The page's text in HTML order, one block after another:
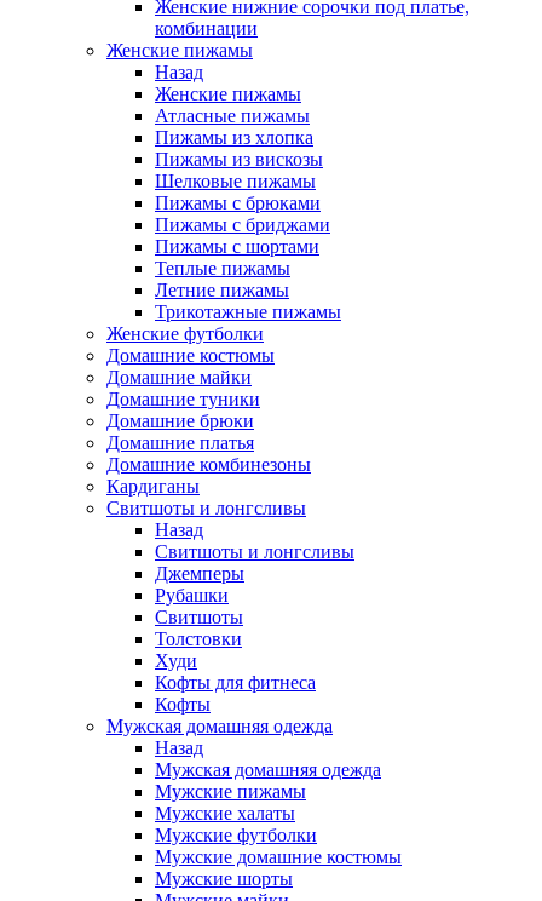
Женские нижние сорочки под платье,
комбинации
Женские пижамы
Назад
Женские пижамы
Атласные пижамы
Пижамы из хлопка
Пижамы из вискозы
Шелковые пижамы
Пижамы с брюками
Пижамы с бриджами
Пижамы с шортами
Теплые пижамы
Летние пижамы
Трикотажные пижамы
Женские футболки
Домашние костюмы
Домашние майки
Домашние туники
Домашние брюки
Домашние платья
Домашние комбинезоны
Кардиганы
Свитшоты и лонгсливы
Назад
Свитшоты и лонгсливы
Джемперы
Рубашки
Свитшоты
Толстовки
Худи
Кофты для фитнеса
Кофты
Мужская домашняя одежда
Назад
Мужская домашняя одежда
Мужские пижамы
Мужские халаты
Мужские футболки
Мужские домашние костюмы
Мужские шорты